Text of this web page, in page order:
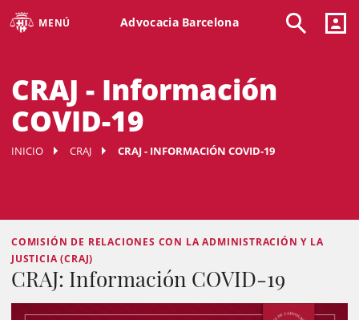
MENÚ Advocacia Barcelona
CRAJ - Información
COVID-19
INICIO CRAJ CRAJ - INFORMACIÓN COVID-19
COMISIÓN DE RELACIONES CON LA ADMINISTRACIÓN Y LA
JUSTICIA (CRAJ)
CRAJ: Información COVID-19